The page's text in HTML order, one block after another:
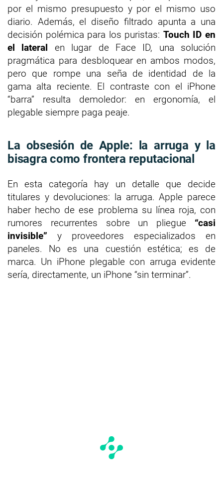
por el mismo presupuesto y por el mismo uso
diario. Además, el diseño filtrado apunta a una
decisión polémica para los puristas: Touch ID en
el lateral en lugar de Face ID, una solución
pragmática para desbloquear en ambos modos,
pero que rompe una seña de identidad de la
gama alta reciente. El contraste con el iPhone
“barra” resulta demoledor: en ergonomía, el
plegable siempre paga peaje.
La obsesión de Apple: la arruga y la
bisagra como frontera reputacional
En esta categoría hay un detalle que decide
titulares y devoluciones: la arruga. Apple parece
haber hecho de ese problema su línea roja, con
rumores recurrentes sobre un pliegue “casi
invisible” y proveedores especializados en
paneles. No es una cuestión estética; es de
marca. Un iPhone plegable con arruga evidente
sería, directamente, un iPhone “sin terminar”.